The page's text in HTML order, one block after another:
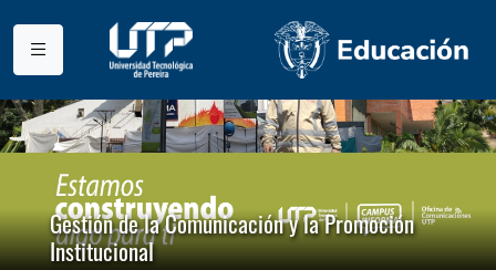
Gestión de la Comunicación y la Promoción
Institucional